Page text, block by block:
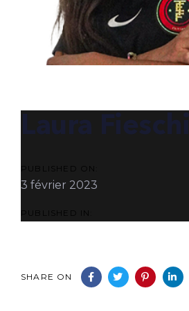
Laura Fieschi
PUBLISHED ON:
3 février 2023
PUBLISHED IN:
SHARE ON